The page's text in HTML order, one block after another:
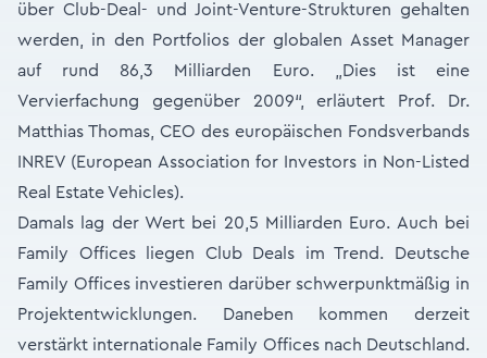
über Club-Deal- und Joint-Venture-Strukturen gehalten
werden, in den Portfolios der globalen Asset Manager
auf rund 86,3 Milliarden Euro. „Dies ist eine
Vervierfachung gegenüber 2009“, erläutert Prof. Dr.
Matthias Thomas, CEO des europäischen Fondsverbands
INREV (European Association for Investors in Non-Listed
Real Estate Vehicles).
Damals lag der Wert bei 20,5 Milliarden Euro. Auch bei
Family Offices liegen Club Deals im Trend. Deutsche
Family Offices investieren darüber schwerpunktmäßig in
Projektentwicklungen. Daneben kommen derzeit
verstärkt internationale Family Offices nach Deutschland.